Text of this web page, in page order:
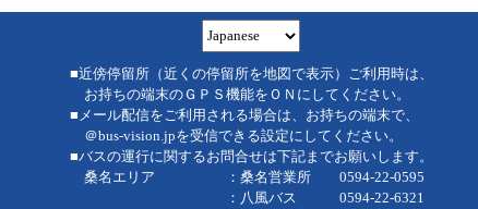
■近傍停留所（近くの停留所を地図で表示）ご利用時は、
お持ちの端末のＧＰＳ機能をＯＮにしてください。
■メール配信をご利用される場合は、お持ちの端末で、
＠bus-vision.jpを受信できる設定にしてください。
■バスの運行に関するお問合せは下記までお願いします。
桑名エリア ：桑名営業所 0594-22-0595
：八風バス 0594-22-6321